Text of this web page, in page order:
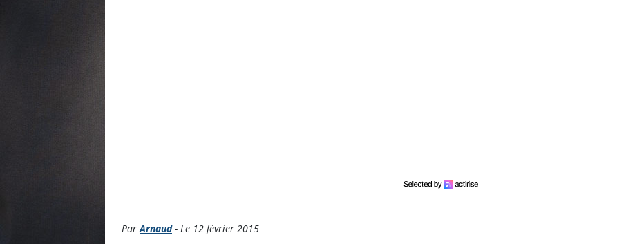
ParArnaud- Le 12 février 2015